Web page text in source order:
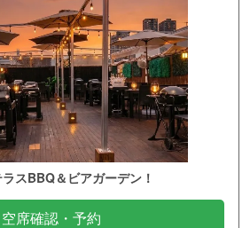
スBBQ＆ビアガーデン！
空席確認・予約